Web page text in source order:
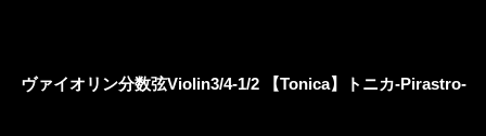
ヴァイオリン分数弦Violin3/4-1/2 【Tonica】 トニカ-Pirastro-